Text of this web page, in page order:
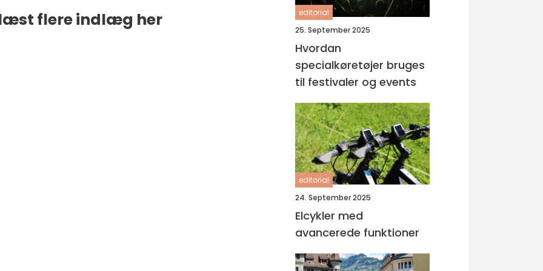
flere indlæg her
editorial
25. September 2025
Hvordan
specialkøretøjer bruges
til festivaler og events
editorial
24. September 2025
Elcykler med
avancerede funktioner